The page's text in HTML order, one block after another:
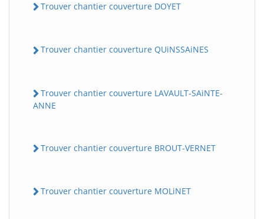
Trouver chantier couverture DOYET
Trouver chantier couverture QUiNSSAiNES
Trouver chantier couverture LAVAULT-SAiNTE-
ANNE
Trouver chantier couverture BROUT-VERNET
Trouver chantier couverture MOLiNET